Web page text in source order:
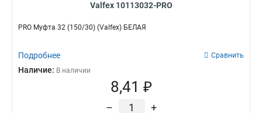
Valfex 10113032-PRO
PRO Муфта 32 (150/30) (Valfex) БЕЛАЯ
Подробнее Сравнить
Наличие: В наличии
8,41 ₽
– +